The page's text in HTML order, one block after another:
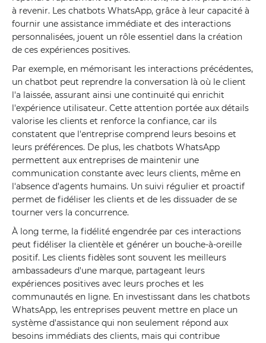
à revenir. Les chatbots WhatsApp, grâce à leur capacité à
fournir une assistance immédiate et des interactions
personnalisées, jouent un rôle essentiel dans la création
de ces expériences positives.
Par exemple, en mémorisant les interactions précédentes,
un chatbot peut reprendre la conversation là où le client
l'a laissée, assurant ainsi une continuité qui enrichit
l'expérience utilisateur. Cette attention portée aux détails
valorise les clients et renforce la confiance, car ils
constatent que l'entreprise comprend leurs besoins et
leurs préférences. De plus, les chatbots WhatsApp
permettent aux entreprises de maintenir une
communication constante avec leurs clients, même en
l'absence d'agents humains. Un suivi régulier et proactif
permet de fidéliser les clients et de les dissuader de se
tourner vers la concurrence.
À long terme, la fidélité engendrée par ces interactions
peut fidéliser la clientèle et générer un bouche-à-oreille
positif. Les clients fidèles sont souvent les meilleurs
ambassadeurs d'une marque, partageant leurs
expériences positives avec leurs proches et les
communautés en ligne. En investissant dans les chatbots
WhatsApp, les entreprises peuvent mettre en place un
système d'assistance qui non seulement répond aux
besoins immédiats des clients, mais qui contribue